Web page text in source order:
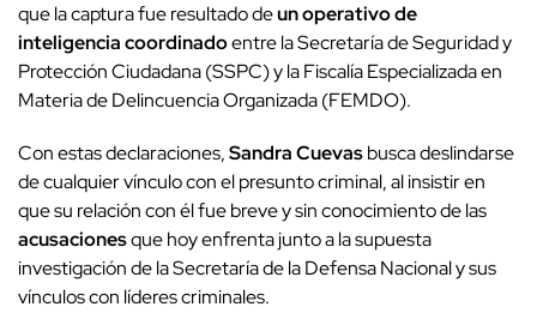
que la captura fue resultado deun operativo de
inteligencia coordinadoentre la Secretaría de Seguridad y
Protección Ciudadana (SSPC) y la Fiscalía Especializada en
Materia de Delincuencia Organizada (FEMDO).
Con estas declaraciones,Sandra Cuevasbusca deslindarse
de cualquier vínculo con el presunto criminal, al insistir en
que su relación con él fue breve y sin conocimiento de las
acusacionesque hoy enfrenta junto a la supuesta
investigación de la Secretaría de la Defensa Nacional y sus
vínculos con líderes criminales.